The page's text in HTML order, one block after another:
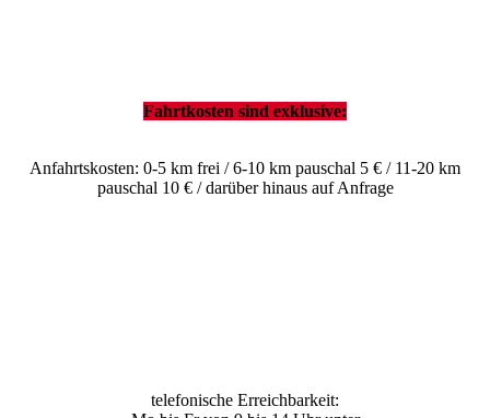
Fahrtkosten sind exklusive:
Anfahrtskosten: 0-5 km frei / 6-10 km pauschal 5 € / 11-20 km
pauschal 10 € / darüber hinaus auf Anfrage
telefonische Erreichbarkeit: